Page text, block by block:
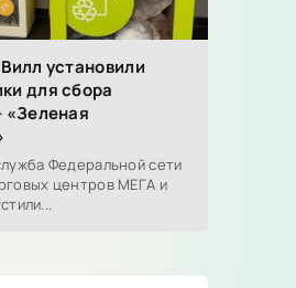
установили
для сбора
«Зеленая
Федеральной сети
центров МЕГА и